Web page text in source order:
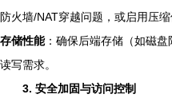
防火墙/NAT穿越问题，或启用压缩
存储性能：确保后端存储（如磁
读写需求。
3. 安全加固与访问控制